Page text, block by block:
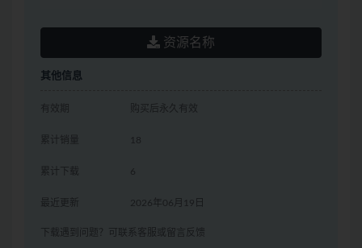
资源名称
其他信息
有效期 购买后永久有效
累计销量 18
累计下载 6
最近更新 2026年06月19日
下载遇到问题？可联系客服或留言反馈